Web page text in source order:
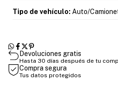
Tipo de vehículo: Auto/
Devoluciones gratis
Hasta 30 días después de tu
Compra segura
Tus datos protegidos